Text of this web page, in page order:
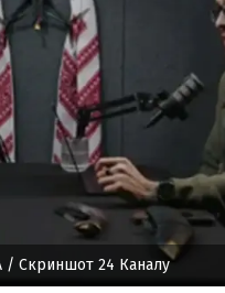
/ Скриншот 24 Каналу